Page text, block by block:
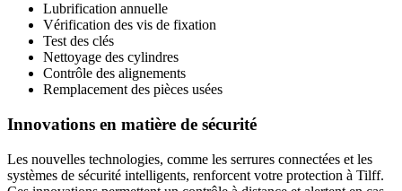
Lubrification annuelle
Vérification des vis de fixation
Test des clés
Nettoyage des cylindres
Contrôle des alignements
Remplacement des pièces usées
Innovations en matière de sécurité
Les nouvelles technologies, comme les serrures connectées et les
systèmes de sécurité intelligents, renforcent votre protection à Tilff.